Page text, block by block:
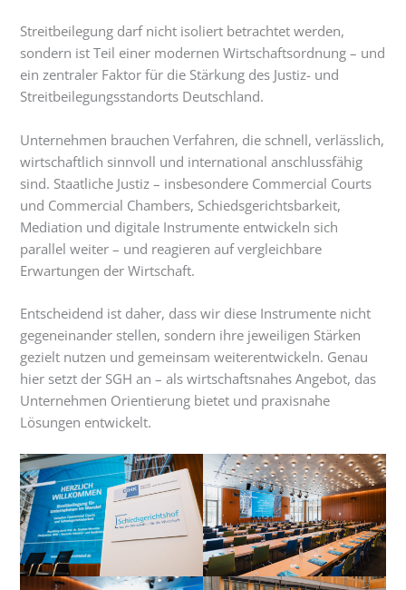
Streitbeilegung darf nicht isoliert betrachtet werden,
sondern ist Teil einer modernen Wirtschaftsordnung – und
ein zentraler Faktor für die Stärkung des Justiz- und
Streitbeilegungsstandorts Deutschland.
Unternehmen brauchen Verfahren, die schnell, verlässlich,
wirtschaftlich sinnvoll und international anschlussfähig
sind. Staatliche Justiz – insbesondere Commercial Courts
und Commercial Chambers, Schiedsgerichtsbarkeit,
Mediation und digitale Instrumente entwickeln sich
parallel weiter – und reagieren auf vergleichbare
Erwartungen der Wirtschaft.
Entscheidend ist daher, dass wir diese Instrumente nicht
gegeneinander stellen, sondern ihre jeweiligen Stärken
gezielt nutzen und gemeinsam weiterentwickeln. Genau
hier setzt der SGH an – als wirtschaftsnahes Angebot, das
Unternehmen Orientierung bietet und praxisnahe
Lösungen entwickelt.